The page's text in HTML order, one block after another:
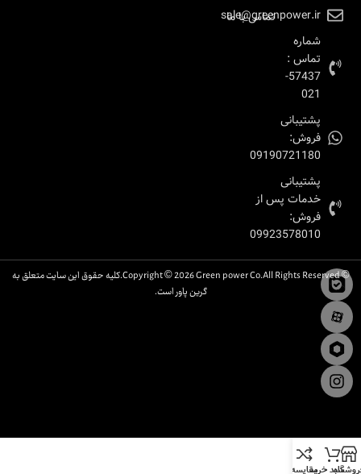
sale@greenpower.ir
شماره
تماس :
57437-
021
پشتیبانی
فروش:
09190721180
پشتیبانی
خدمات پس از
فروش:
09923578010
تماس با ما
© Copyright © 2026 Green power Co.All Rights Reserved.کلیه حقوق این سایت متعلق به
گرین پاور است.
سبد خریدمقایسه